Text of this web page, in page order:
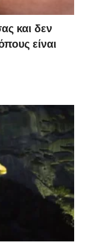
και δεν
είναι